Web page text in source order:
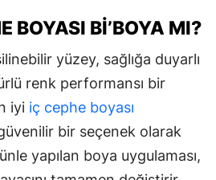
BOYASI BI’BOYA MI?
yüzey, sağlığa duyarlı
renk performansı bir
iyi iç cephe boyası
güvenilir bir seçenek olarak
yapılan boya uygulaması,